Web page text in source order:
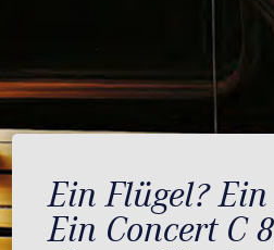
Ein Flügel?
Ein Concert C